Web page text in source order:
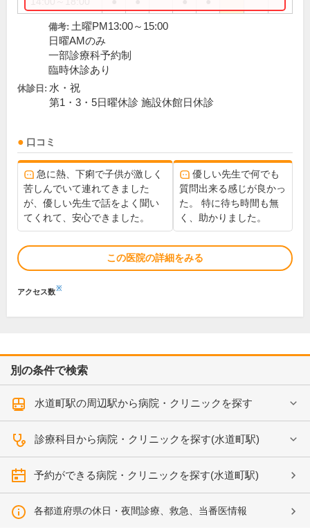
備考: 土曜PM13:00～15:00
日曜AMのみ
一部診療科予約制
臨時休診あり
休診日: 水・祝
第1・3・5日曜休診 施設休館日休診
口コミ
急に熱、下痢で子供が激しく
苦しんでいて連れてきました
が、優しい先生で話をよく聞い
てくれて、安心できました。
優しい先生で何でも
質問出来る感じが良かっ
た。 特に待ち時間も無
く、助かりました。
この医院の詳細をみる
アクセス数※
別の条件で検索
水道町駅の周辺駅から病院・クリニックを探す
診療科目から病院・クリニックを探す(水道町駅)
予約ができる病院・クリニックを探す(水道町駅)
各都道府県の休日・夜間診療、救急、当番医情報